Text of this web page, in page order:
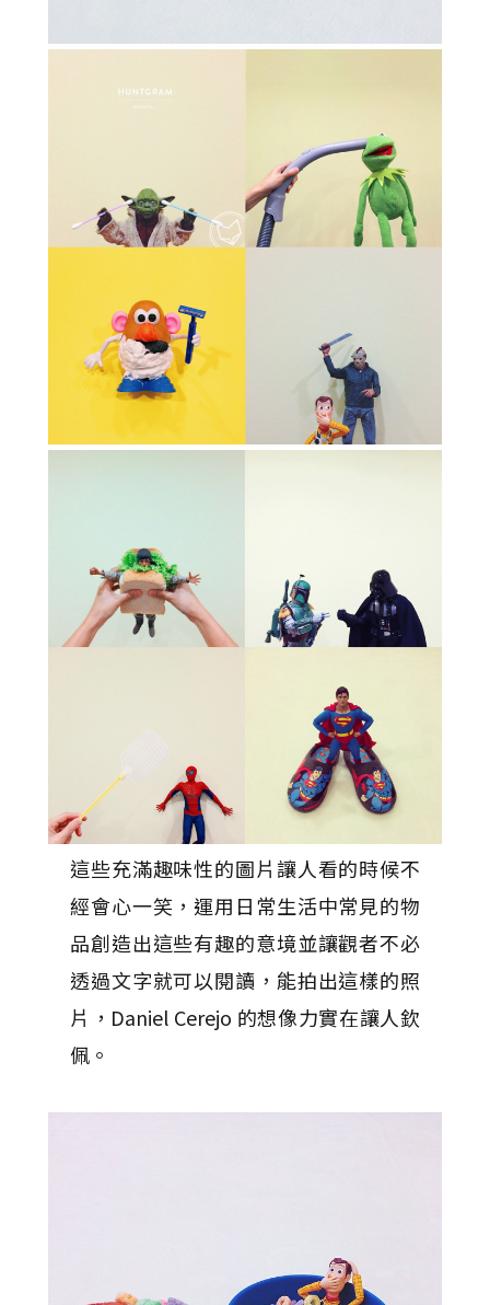
這些充滿趣味性的圖片讓人看的時候不
經會心一笑，運用日常生活中常見的物
品創造出這些有趣的意境並讓觀者不必
透過文字就可以閱讀，能拍出這樣的照
片，Daniel Cerejo 的想像力實在讓人欽
佩。